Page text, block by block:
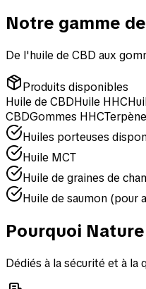
Notre gamme
De l'huile de CBD aux
Produits disponibles
Huile de CBDHuile HHC
CBDGommes HHC
Huiles porteuses
Huile MCT
Huile de graines de
Huile de saumon (pour
Pourquoi
Dédiés à la sécurité et à la